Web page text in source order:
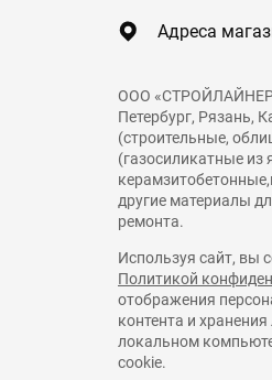
Адреса
ООО
Петербург, Рязань,
(строительные,
(газосиликатные из
другие материалы
ремонта.
Используя сайт, вы
Политикой
отображения
контента и
локальном
cookie.